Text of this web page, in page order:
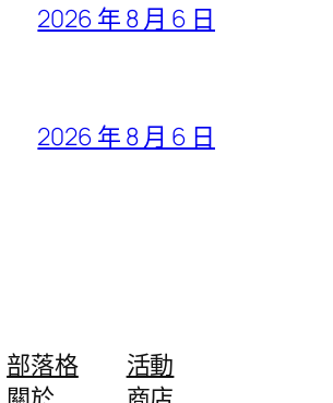
2026 年 8 月 6 日
2026 年 8 月 6 日
部落格
活動